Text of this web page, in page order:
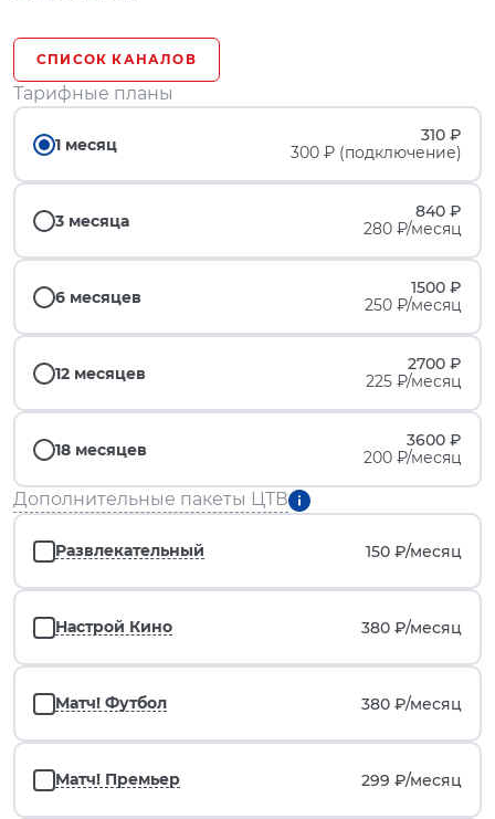
СПИСОК КАНАЛОВ
Тарифные планы
1 месяц
310 ₽
300 ₽ (подключение)
3 месяца
840 ₽
280 ₽/месяц
6 месяцев
1500 ₽
250 ₽/месяц
12 месяцев
2700 ₽
225 ₽/месяц
18 месяцев
3600 ₽
200 ₽/месяц
Дополнительные пакеты ЦТВ
Развлекательный 150 ₽/месяц
Настрой Кино 380 ₽/месяц
Матч! Футбол 380 ₽/месяц
Матч! Премьер 299 ₽/месяц